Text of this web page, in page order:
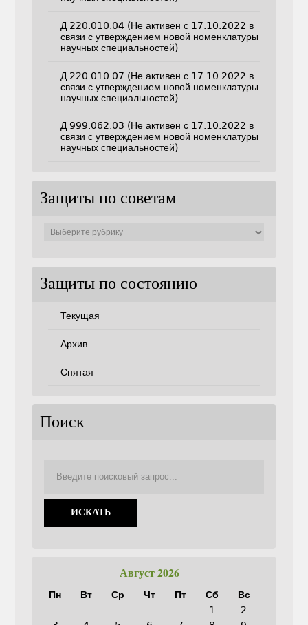
Д 220.010.04 (Не активен с 17.10.2022 в
связи с утверждением новой номенклатуры
научных специальностей)
Д 220.010.07 (Не активен с 17.10.2022 в
связи с утверждением новой номенклатуры
научных специальностей)
Д 999.062.03 (Не активен с 17.10.2022 в
связи с утверждением новой номенклатуры
научных специальностей)
Защиты по советам
Защиты по состоянию
Текущая
Архив
Снятая
Поиск
Август 2026
Пн Вт Ср Чт Пт Сб
Вс
1
2